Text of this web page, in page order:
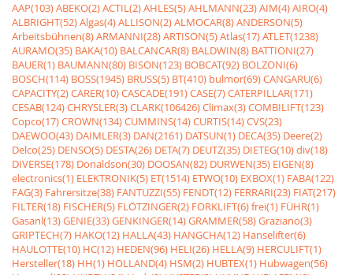
AAP(103)ABEKO(2)ACTIL(2)AHLES(5)AHLMANN(23)AIM(4)AIRO(4)
ALBRIGHT(52)Algas(4)ALLISON(2)ALMOCAR(8)ANDERSON(5)
Arbeitsbühnen(8)ARMANNI(28)ARTISON(5)Atlas(17)ATLET(1238)
AURAMO(35) BAKA(10) BALCANCAR(8) BALDWIN(8) BATTIONI(27)
BAUER(1) BAUMANN(80) BISON(123) BOBCAT(92) BOLZONI(6)
BOSCH(114) BOSS(1945) BRUSS(5) BT(410) bulmor(69)CANGARU(6)
CAPACITY(2)CARER(10)CASCADE(191)CASE(7)CATERPILLAR(171)
CESAB(124)CHRYSLER(3)CLARK(106426)Climax(3)COMBILIFT(123)
Copco(17)CROWN(134)CUMMINS(14)CURTIS(14)CVS(23)
DAEWOO(43) DAIMLER(3) DAN(2161) DATSUN(1) DECA(35) Deere(2)
Delco(25) DENSO(5) DESTA(26) DETA(7) DEUTZ(35) DIETEG(10)div(18)
DIVERSE(178) Donaldson(30) DOOSAN(82) DURWEN(35) EIGEN(8)
electronics(1) ELEKTRONIK(5) ET(1514) ETWO(10) EXBOX(1) FABA(122)
FAG(3) Fahrersitze(38) FANTUZZI(55) FENDT(12) FERRARI(23) FIAT(217)
FILTER(18) FISCHER(5) FLÖTZINGER(2) FORKLIFT(6)frei(1) FÜHR(1)
Gasanl(13)GENIE(33)GENKINGER(14)GRAMMER(58)Graziano(3)
GRIPTECH(7) HAKO(12) HALLA(43) HANGCHA(12) Hanselifter(6)
HAULOTTE(10) HC(12) HEDEN(96) HELI(26) HELLA(9) HERCULIFT(1)
Hersteller(18) HH(1) HOLLAND(4) HSM(2) HUBTEX(1) Hubwagen(56)